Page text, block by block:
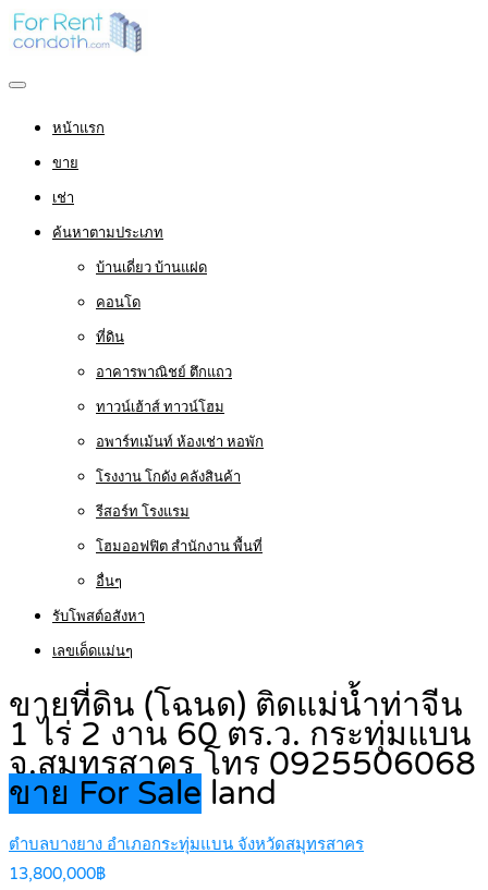
หน้าแรก
ขาย
เช่า
ค้นหาตามประเภท
บ้านเดี่ยว บ้านแฝด
คอนโด
ที่ดิน
อาคารพาณิชย์ ตึกแถว
ทาวน์เฮ้าส์ ทาวน์โฮม
อพาร์ทเม้นท์ ห้องเช่า หอพัก
โรงงาน โกดัง คลังสินค้า
รีสอร์ท โรงแรม
โฮมออฟฟิต สำนักงาน พื้นที่
อื่นๆ
รับโพสต์อสังหา
เลขเด็ดแม่นๆ
ขายที่ดิน (โฉนด) ติดแม่น้ำท่าจีน
1 ไร่ 2 งาน 60 ตร.ว. กระทุ่มแบน
จ.สมุทรสาคร โทร 0925506068
ขาย For Sale land
ตำบลบางยาง อำเภอกระทุ่มแบน จังหวัดสมุทรสาคร
13,800,000฿